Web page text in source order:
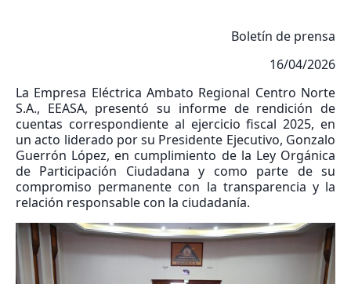
Boletín de prensa
16/04/2026
La Empresa Eléctrica Ambato Regional Centro Norte
S.A., EEASA, presentó su informe de rendición de
cuentas correspondiente al ejercicio fiscal 2025, en
un acto liderado por su Presidente Ejecutivo, Gonzalo
Guerrón López, en cumplimiento de la Ley Orgánica
de Participación Ciudadana y como parte de su
compromiso permanente con la transparencia y la
relación responsable con la ciudadanía.